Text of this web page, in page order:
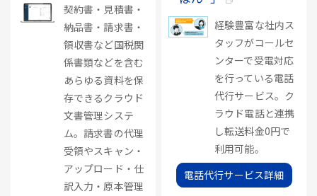
契約書・見積書・
納品書・請求書・
領収書など国税関
係書類などを含む
あらゆる資料を保
存できるクラウド
文書管理システ
ム。請求書の代理
受領やスキャン・
アップロード・仕
訳入力・原本管理
経験豊富な社内ス
タッフがコールセ
ンターで受電対応
を行っている電話
代行サービス。ク
ラウド電話と連携
し転送料金0円で
利用可能。
電話代行サービス詳細